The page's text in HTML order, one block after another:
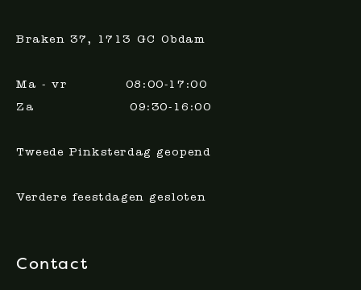
Braken 37, 1713 GC Obdam
Ma - vr 08:00-17:00
Za 09:30-16:00
Tweede Pinksterdag geopend
Verdere feestdagen gesloten
Contact